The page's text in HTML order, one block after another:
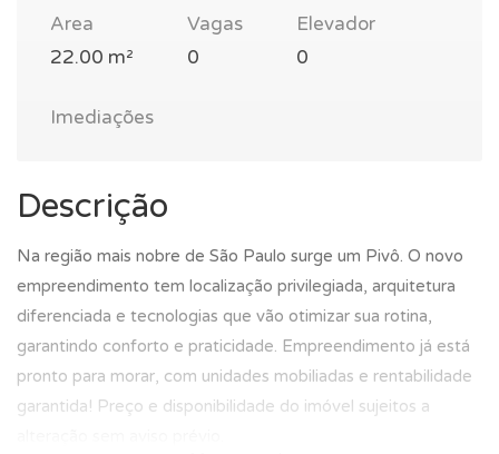
Area
22.00 m²
Vagas
0
Elevador
0
Imediações
Descrição
Na região mais nobre de São Paulo surge um Pivô. O novo
empreendimento tem localização privilegiada, arquitetura
diferenciada e tecnologias que vão otimizar sua rotina,
garantindo conforto e praticidade. Empreendimento já está
pronto para morar, com unidades mobiliadas e rentabilidade
garantida! Preço e disponibilidade do imóvel sujeitos a